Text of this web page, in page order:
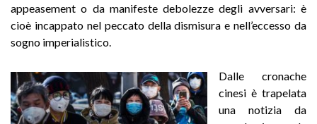
appeasement o da manifeste debolezze degli avversari: è
cioè incappato nel peccato della dismisura e nell’eccesso da
sogno imperialistico.
Dalle cronache
cinesi è trapelata
una notizia da